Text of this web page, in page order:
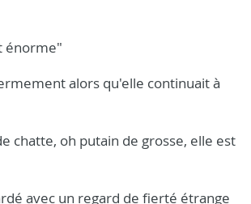
énorme"
alors qu'elle continuait à
chatte, oh putain de grosse, elle est
avec un regard de fierté étrange